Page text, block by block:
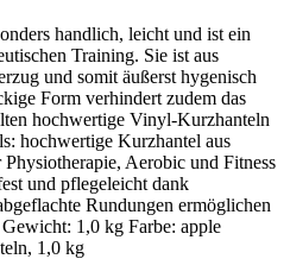
handlich, leicht und ist ein
Training. Sie ist aus
und somit äußerst hygenisch
Form verhindert zudem das
hochwertige Vinyl-Kurzhanteln
hochwertige Kurzhantel aus
Aerobic und Fitness
und pflegeleicht dank
Rundungen ermöglichen
1,0 kg Farbe: apple
1,0 kg